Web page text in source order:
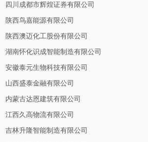
四川成都市辉煌证券有限公司
陕西鸟嘉能源有限公司
陕西澳迈化工股份有限公司
湖南怀化识成智能制造有限公司
安徽泰元生物科技有限公司
山西盛泰金融有限公司
内蒙古达恩建筑有限公司
江西久高物流有限公司
吉林升隆智能制造有限公司